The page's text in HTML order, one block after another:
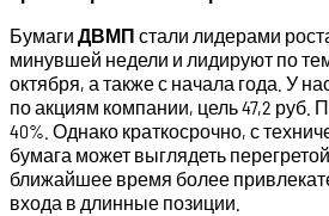
Бумаги ДВМП стали лидерами
минувшей недели и лидируют по
октября, а также с начала года. У
по акциям компании, цель 47,2 руб.
40%. Однако краткосрочно, с
бумага может выглядеть
ближайшее время более
входа в длинные позиции.